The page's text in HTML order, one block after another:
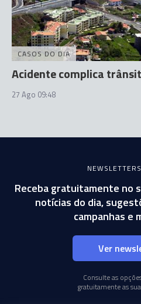
CASOS DO DIA
Acidente complica
27 Ago 09:48
Receba gratuitamente no
notícias do dia,
campanhas e
Ver
Consulte as
gratuitamente as